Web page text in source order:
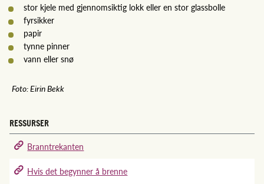
stor kjele med gjennomsiktig lokk eller en stor glassbolle
fyrsikker
papir
tynne pinner
vann eller snø
Foto: Eirin Bekk
RESSURSER
Branntrekanten
Hvis det begynner å brenne